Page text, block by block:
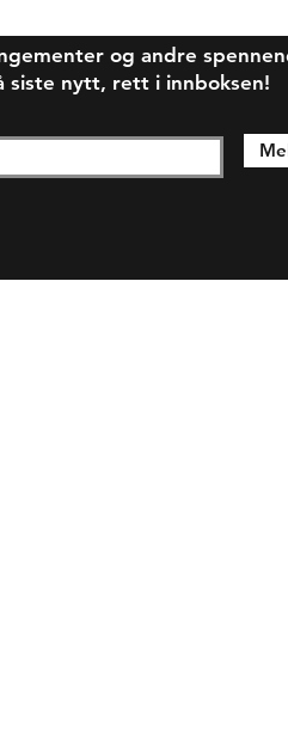
og andre
siste nytt, rett i innboksen!